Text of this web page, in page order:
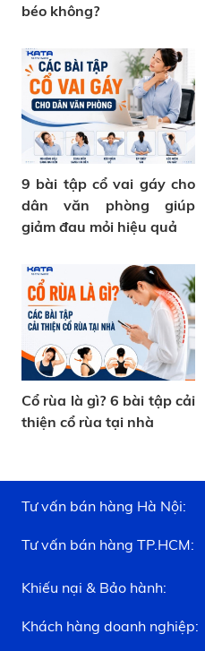
béo không?
9 bài tập cổ vai gáy cho
dân văn phòng giúp
giảm đau mỏi hiệu quả
Cổ rùa là gì? 6 bài tập cải
thiện cổ rùa tại nhà
Tư vấn bán hàng Hà Nội:
Tư vấn bán hàng TP.HCM:
Khiếu nại & Bảo hành:
Khách hàng doanh nghiệp: